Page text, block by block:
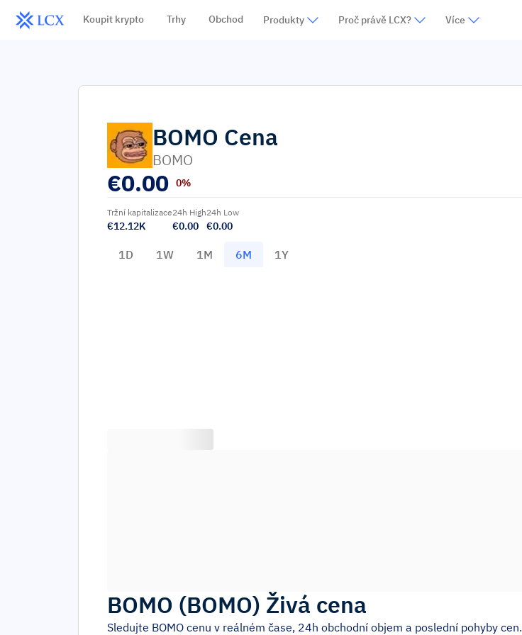
Koupit krypto Trhy Obchod Produkty Proč právě LCX? Více
BOMO Cena
BOMO
€0.00 0%
Tržní kapitalizace
€12.12K
24h High
€0.00
24h Low
€0.00
1D 1W 1M 6M 1Y
BOMO (BOMO) Živá cena
Sledujte BOMO cenu v reálném čase, 24h obchodní objem a poslední pohyby cen.